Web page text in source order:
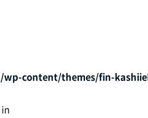
content/themes/fin-